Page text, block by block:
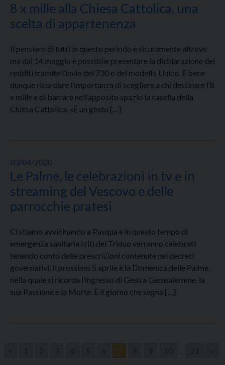
8 x mille alla Chiesa Cattolica, una
scelta di appartenenza
Il pensiero di tutti in questo periodo è sicuramente altrove
ma dal 14 maggio è possibile presentare la dichiarazione dei
redditi tramite l’invio del 730 o del modello Unico. È bene
dunque ricordare l’importanza di scegliere a chi destinare l’8
x mille e di barrare nell’apposito spazio la casella della
Chiesa Cattolica. «È un gesto […]
03/04/2020
Le Palme, le celebrazioni in tv e in
streaming del Vescovo e delle
parrocchie pratesi
Ci stiamo avvicinando a Pasqua e in questo tempo di
emergenza sanitaria i riti del Triduo verranno celebrati
tenendo conto delle prescrizioni contenute nei decreti
governativi. Il prossimo 5 aprile è la Domenica delle Palme,
nella quale si ricorda l’ingresso di Gesù a Gerusalemme, la
sua Passione e la Morte. È il giorno che segna […]
7